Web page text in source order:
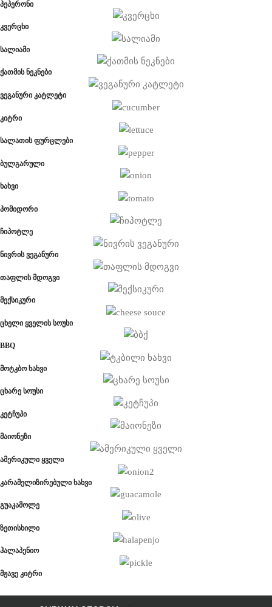
პეპერონი
კვერცხი
სალიამი
ქათმის ნეკნები
ვეგანური კატლეტი
კიტრი
სალათის ფურცლები
ბულგარული
ხახვი
პომიდორი
ჩიპოტლე
ნივრის ვეგანური
თაფლის მდოგვი
მექსიკური
ცხელი ყველის სოუსი
BBQ
მოტკბო ხახვი
ცხარე სოუსი
კეტჩუპი
მაიონეზი
ამერიკული ყველი
კარამელიზირებული ხახვი
გუაკამოლე
ზეთისხილი
ჰალაპენიო
მჟავე კიტრი